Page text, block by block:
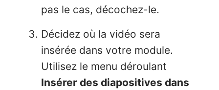
pas le cas, décochez-le.
Décidez où la vidéo sera
insérée dans votre module.
Utilisez le menu déroulant
Insérer des diapositives dans